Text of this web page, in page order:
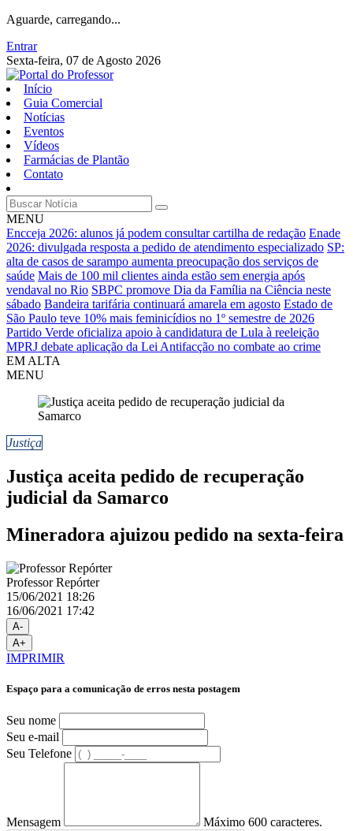
Aguarde, carregando...
Entrar
Sexta-feira, 07 de Agosto 2026
Início
Guia Comercial
Notícias
Eventos
Vídeos
Farmácias de Plantão
Contato
MENU
Encceja 2026: alunos já podem consultar cartilha de redação Enade
2026: divulgada resposta a pedido de atendimento especializado SP:
alta de casos de sarampo aumenta preocupação dos serviços de
saúde Mais de 100 mil clientes ainda estão sem energia após
vendaval no Rio SBPC promove Dia da Família na Ciência neste
sábado Bandeira tarifária continuará amarela em agosto Estado de
São Paulo teve 10% mais feminicídios no 1º semestre de 2026
Partido Verde oficializa apoio à candidatura de Lula à reeleição
MPRJ debate aplicação da Lei Antifacção no combate ao crime
EM ALTA
MENU
Justiça
Justiça aceita pedido de recuperação
judicial da Samarco
Mineradora ajuizou pedido na sexta-feira
Professor Repórter
15/06/2021 18:26
16/06/2021 17:42
A-
A+
IMPRIMIR
Espaço para a comunicação de erros nesta postagem
Seu nome
Seu e-mail
Seu Telefone
Mensagem Máximo 600 caracteres.